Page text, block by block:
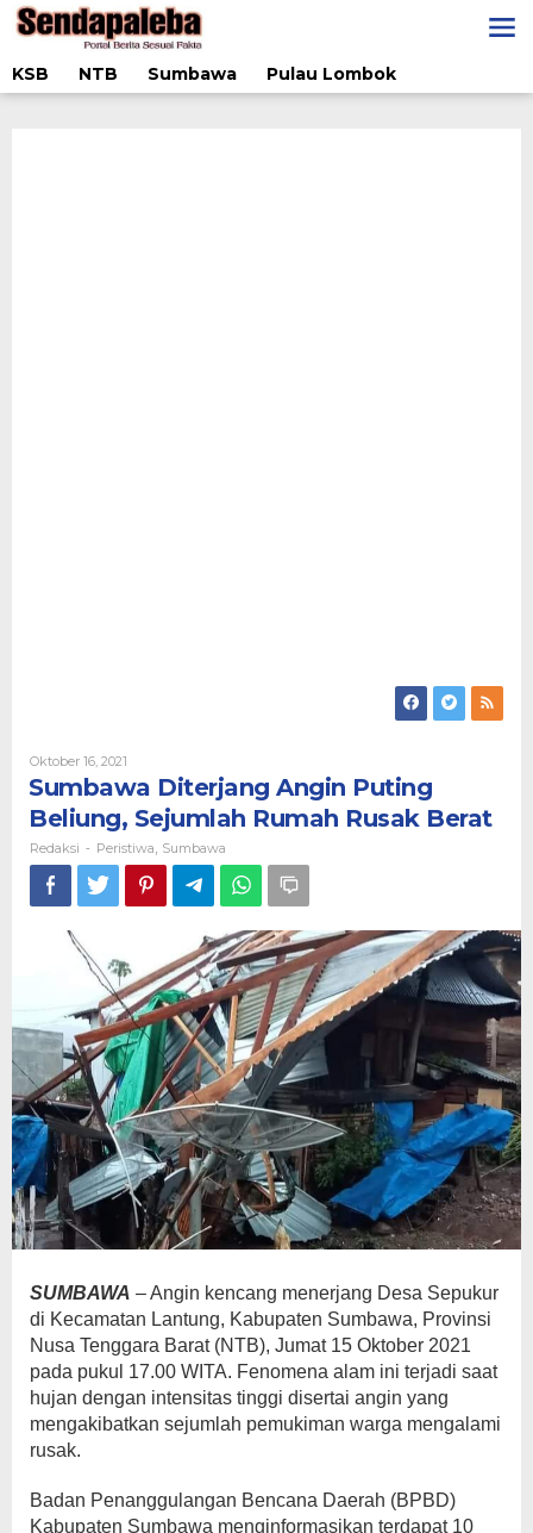
Lewati
ke
KSB
NTB Sumbawa Pulau Lombok
Oktober 16, 2021
Redaksi
Sumbawa Diterjang Angin Puting
Beliung, Sejumlah Rumah Rusak Berat
Redaksi - Peristiwa Sumbawa
SUMBAWA – Angin kencang menerjang Desa Sepukur
di Kecamatan Lantung, Kabupaten Sumbawa, Provinsi
Nusa Tenggara Barat (NTB), Jumat 15 Oktober 2021
pada pukul 17.00 WITA. Fenomena alam ini terjadi saat
hujan dengan intensitas tinggi disertai angin yang
mengakibatkan sejumlah pemukiman warga mengalami
rusak.
Badan Penanggulangan Bencana Daerah (BPBD)
Kabupaten Sumbawa menginformasikan terdapat 10